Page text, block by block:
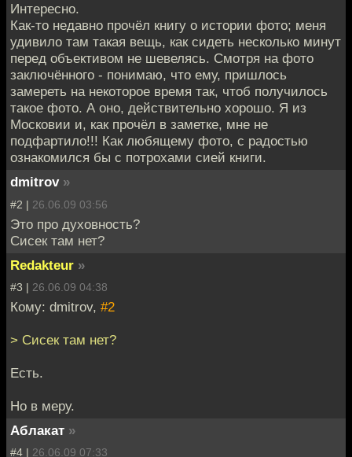
Интересно.
Как-то недавно прочёл книгу о истории фото; меня
удивило там такая вещь, как сидеть несколько минут
перед объективом не шевелясь. Смотря на фото
заключённого - понимаю, что ему, пришлось
замереть на некоторое время так, чтоб получилось
такое фото. А оно, действительно хорошо. Я из
Московии и, как прочёл в заметке, мне не
подфартило!!! Как любящему фото, с радостью
ознакомился бы с потрохами сией книги.
dmitrov »
#2 | 26.06.09 03:56
Это про духовность?
Сисек там нет?
Redakteur »
#3 | 26.06.09 04:38
Кому: dmitrov, #2
> Сисек там нет?
Есть.
Но в меру.
Аблакат »
#4 | 26.06.09 07:33